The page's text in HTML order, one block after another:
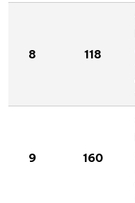
8 118
9 160